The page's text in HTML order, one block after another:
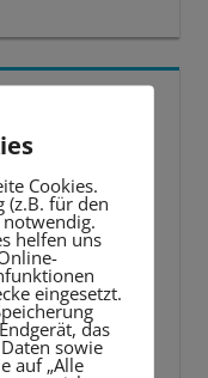
Cookies.
(z.B. für den
helfen uns
eingesetzt.
das
sowie
auf „Alle